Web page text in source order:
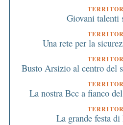
Giovani talenti
Una rete per la
Busto Arsizio al centro del
La nostra Bcc a fianco
La grande festa